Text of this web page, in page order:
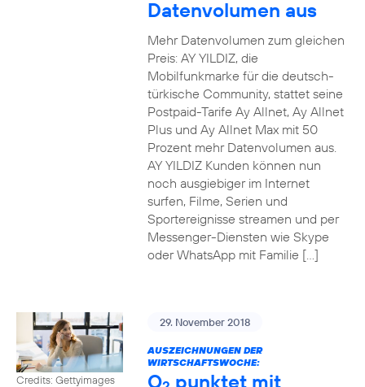
Datenvolumen aus
Mehr Datenvolumen zum gleichen
Preis: AY YILDIZ, die
Mobilfunkmarke für die deutsch-
türkische Community, stattet seine
Postpaid-Tarife Ay Allnet, Ay Allnet
Plus und Ay Allnet Max mit 50
Prozent mehr Datenvolumen aus.
AY YILDIZ Kunden können nun
noch ausgiebiger im Internet
surfen, Filme, Serien und
Sportereignisse streamen und per
Messenger-Diensten wie Skype
oder WhatsApp mit Familie […]
Credits: Gettyimages
29. November 2018
AUSZEICHNUNGEN DER
WIRTSCHAFTSWOCHE:
O punktet mit